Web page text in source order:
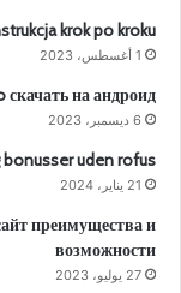
krok po kroku
1 أغسطس، 2023
на андроид
6 ديسمبر، 2023
uden rofus
21 يناير، 2024
преимущества и
возможности
27 يوليو، 2023